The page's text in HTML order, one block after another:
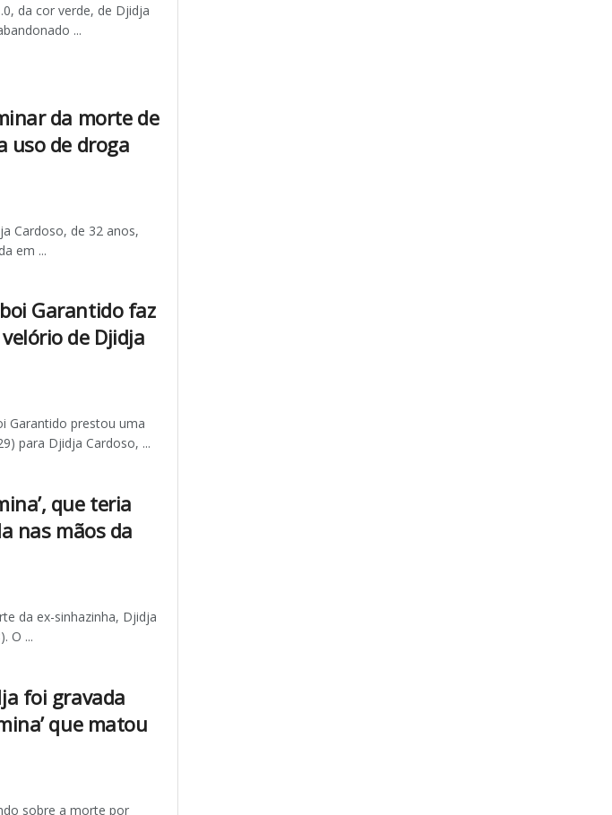
da cor verde, de Djidja
...
da morte de
uso de droga
Cardoso, de 32 anos,
em ...
Garantido faz
de Djidja
Garantido prestou uma
para Djidja Cardoso, ...
que teria
nas mãos da
da ex-sinhazinha, Djidja
O ...
foi gravada
que matou
sobre a morte por